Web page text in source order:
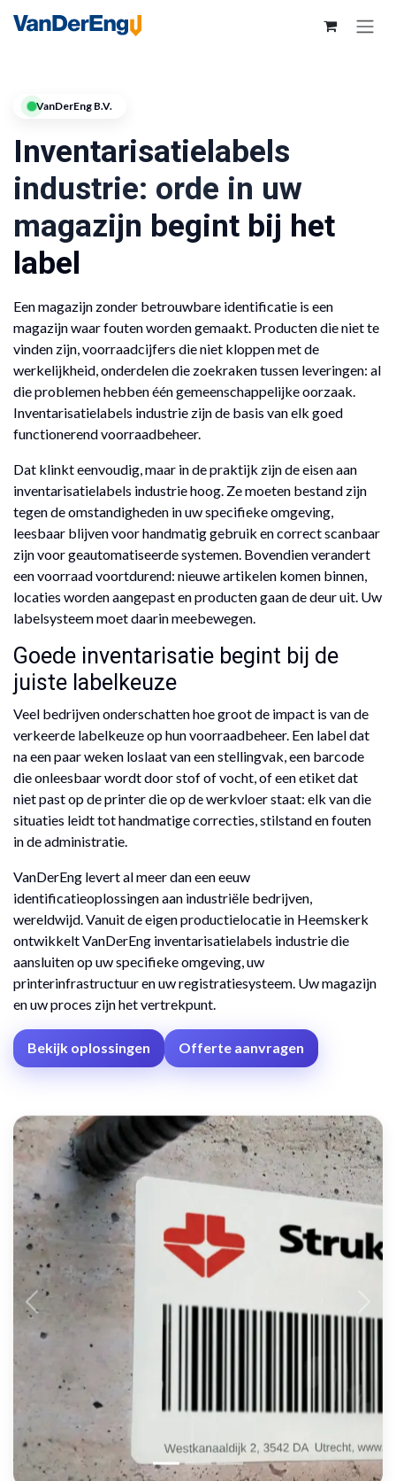
VanDerEng B.V.
Inventarisatielabels
industrie: orde in uw
magazijn begint bij het
label
Een magazijn zonder betrouwbare identificatie is een
magazijn waar fouten worden gemaakt. Producten die niet te
vinden zijn, voorraadcijfers die niet kloppen met de
werkelijkheid, onderdelen die zoekraken tussen leveringen: al
die problemen hebben één gemeenschappelijke oorzaak.
Inventarisatielabels industrie zijn de basis van elk goed
functionerend voorraadbeheer.
Dat klinkt eenvoudig, maar in de praktijk zijn de eisen aan
inventarisatielabels industrie hoog. Ze moeten bestand zijn
tegen de omstandigheden in uw specifieke omgeving,
leesbaar blijven voor handmatig gebruik en correct scanbaar
zijn voor geautomatiseerde systemen. Bovendien verandert
een voorraad voortdurend: nieuwe artikelen komen binnen,
locaties worden aangepast en producten gaan de deur uit. Uw
labelsysteem moet daarin meebewegen.
Goede inventarisatie begint bij de
juiste labelkeuze
Veel bedrijven onderschatten hoe groot de impact is van de
verkeerde labelkeuze op hun voorraadbeheer. Een label dat
na een paar weken loslaat van een stellingvak, een barcode
die onleesbaar wordt door stof of vocht, of een etiket dat
niet past op de printer die op de werkvloer staat: elk van die
situaties leidt tot handmatige correcties, stilstand en fouten
in de administratie.
VanDerEng levert al meer dan een eeuw
identificatieoplossingen aan industriële bedrijven,
wereldwijd. Vanuit de eigen productielocatie in Heemskerk
ontwikkelt VanDerEng inventarisatielabels industrie die
aansluiten op uw specifieke omgeving, uw
printerinfrastructuur en uw registratiesysteem. Uw magazijn
en uw proces zijn het vertrekpunt.
Bekijk oplossingen Offerte aanvragen